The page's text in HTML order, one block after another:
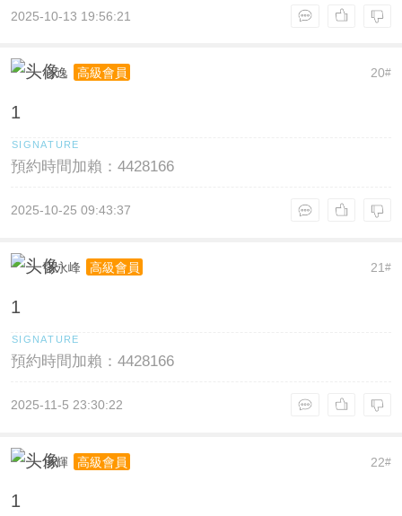
2025-10-13 19:56:21
20#
心逸 高級會員
1
預約時間加賴：4428166
2025-10-25 09:43:37
21#
张永峰 高級會員
1
預約時間加賴：4428166
2025-11-5 23:30:22
22#
承輝 高級會員
1